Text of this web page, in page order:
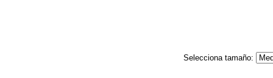
Selecciona tamaño: